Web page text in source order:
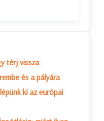
térj vissza
és a pályára
ki az európai